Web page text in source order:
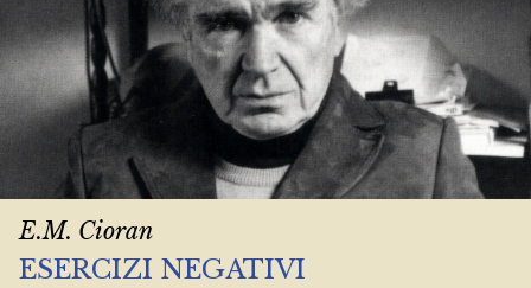
E.M. Cioran
ESERCIZI NEGATIVI